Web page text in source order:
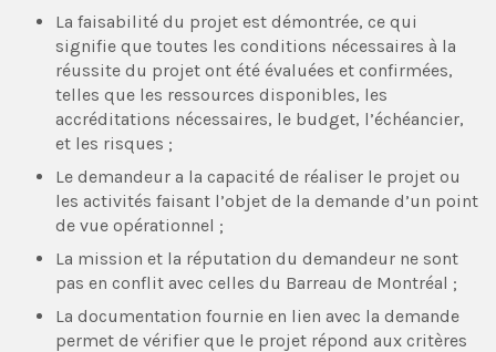
La faisabilité du projet est démontrée, ce qui
signifie que toutes les conditions nécessaires à la
réussite du projet ont été évaluées et confirmées,
telles que les ressources disponibles, les
accréditations nécessaires, le budget, l’échéancier,
et les risques ;
Le demandeur a la capacité de réaliser le projet ou
les activités faisant l’objet de la demande d’un point
de vue opérationnel ;
La mission et la réputation du demandeur ne sont
pas en conflit avec celles du Barreau de Montréal ;
La documentation fournie en lien avec la demande
permet de vérifier que le projet répond aux critères